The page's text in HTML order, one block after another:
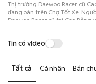
Thị trường Daewoo Racer cũ
đang bán trên Chợ Tốt Xe.
Daewoo Racer cũ tại Cao Bằng
Tin có video
Tất cả Cá nhân Bán